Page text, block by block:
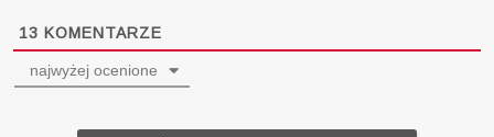
13 KOMENTARZE
najwyżej ocenione